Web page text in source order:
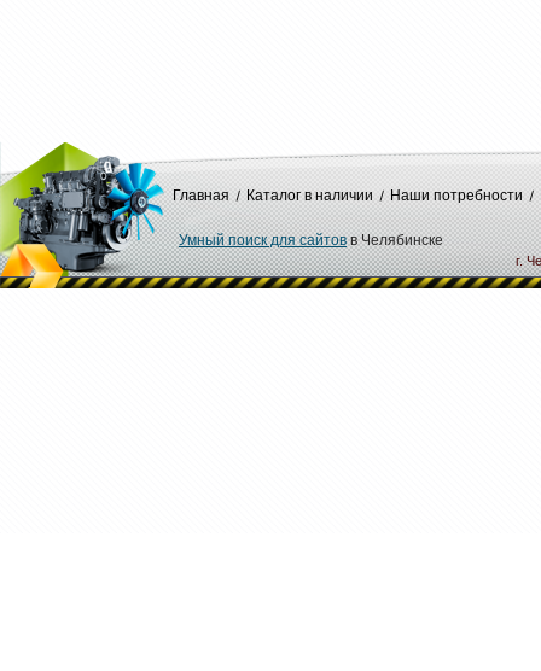
Главная Каталог в наличии Наши потребности
Умный поиск для сайтовв Челябинске
г.